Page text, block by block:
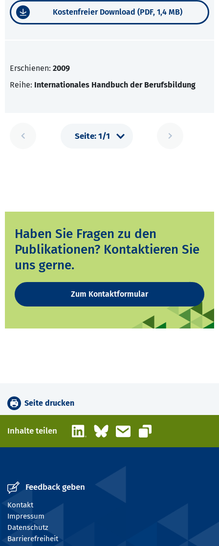
Kostenfreier Download (PDF, 1,4 MB)
Erschienen: 2009
Reihe: Internationales Handbuch der Berufsbildung
Haben Sie Fragen zu den
Publikationen? Kontaktieren Sie
uns gerne.
Zum Kontaktformular
Seite drucken
Inhalte teilen LinkedInBlueskyE-Mail
Link kopieren
Feedback geben
Kontakt
Impressum
Datenschutz
Barrierefreiheit